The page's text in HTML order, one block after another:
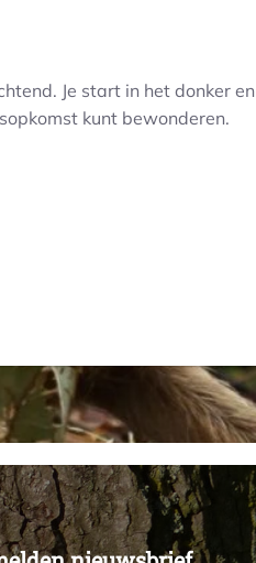
Je start in het donker en
kunt bewonderen.